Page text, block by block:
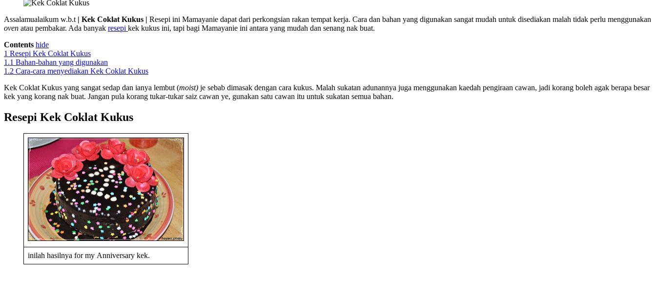
Assalamualaikum w.b.t | Kek Coklat Kukus | Resepi ini Mamayanie dapat dari perkongsian rakan tempat kerja. Cara dan bahan yang digunakan sangat mudah untuk disediakan malah tidak perlu menggunakan
oven atau pembakar. Ada banyak resepi kek kukus ini, tapi bagi Mamayanie ini antara yang mudah dan senang nak buat.
Contents hide
1 Resepi Kek Coklat Kukus
1.1 Bahan-bahan yang digunakan
1.2 Cara-cara menyediakan Kek Coklat Kukus
Kek Coklat Kukus yang sangat sedap dan ianya lembut (moist) je sebab dimasak dengan cara kukus. Malah sukatan adunannya juga menggunakan kaedah pengiraan cawan, jadi korang boleh agak berapa besar
kek yang korang nak buat. Jangan pula korang tukar-tukar saiz cawan ye, gunakan satu cawan itu untuk sukatan semua bahan.
Resepi Kek Coklat Kukus
inilah hasilnya for my Anniversary kek.